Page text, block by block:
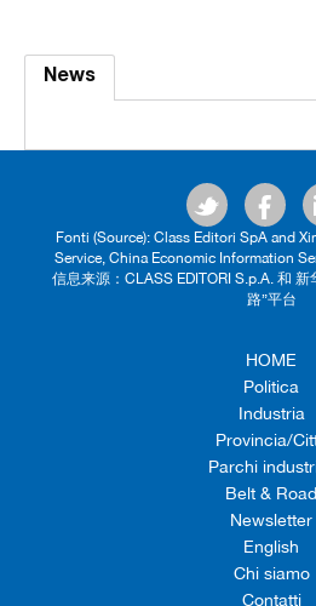
News
Fonti (Source): Class Editori SpA and
Service, China Economic Information
信息来源：CLASS EDITORI S.p.A. 和
路”平台
HOME
Politica
Industria
Provincia/
Parchi
Belt & Road
Newsletter
English
Chi siamo
Contatti